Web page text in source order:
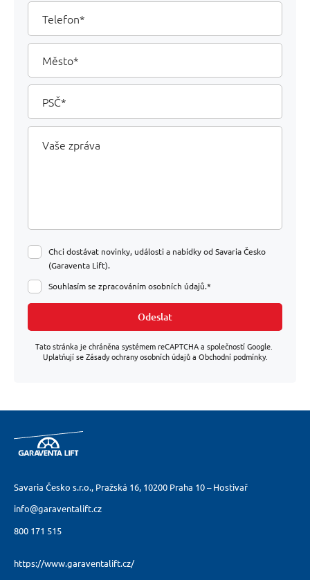
Telefon
Město
PSČ
Vaše
zpráva
Chci dostávat novinky, události a nabídky od Savaria Česko
(Garaventa Lift).
Souhlasím se zpracováním osobních údajů.*
Odeslat
Tato stránka je chráněna systémem reCAPTCHA a společností Google.
Uplatňují se Zásady ochrany osobních údajů a Obchodní podmínky.
Savaria Česko s.r.o., Pražská 16, 10200 Praha 10 – Hostivař
info@garaventalift.cz
800 171 515
https://www.garaventalift.cz/